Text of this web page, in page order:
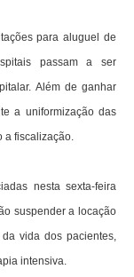
para aluguel de
passam a ser
Além de ganhar
a uniformização das
a fiscalização.
nesta sexta-feira
suspender a locação
vida dos pacientes,
intensiva.